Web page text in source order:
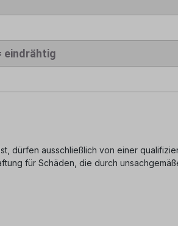
eindrähtig
dürfen ausschließlich von einer
für Schäden, die durch